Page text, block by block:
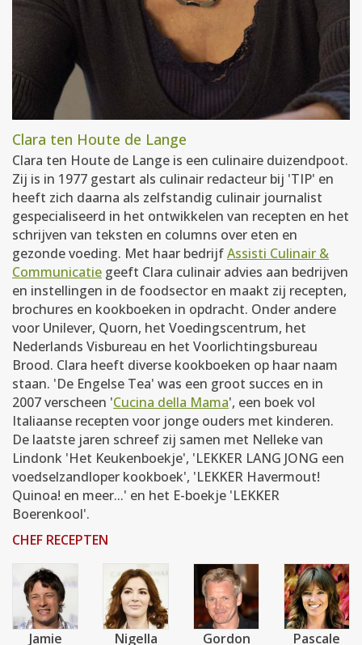
Clara ten Houte de Lange
Clara ten Houte de Lange is een culinaire duizendpoot.
Zij is in 1977 gestart als culinair redacteur bij 'TIP' en
heeft zich daarna als zelfstandig culinair journalist
gespecialiseerd in het ontwikkelen van recepten en het
schrijven van teksten en columns over eten en
gezonde voeding. Met haar bedrijfAssisti Culinair &
Communicatie geeft Clara culinair advies aan bedrijven
en instellingen in de foodsector en maakt zij recepten,
brochures en kookboeken in opdracht. Onder andere
voor Unilever, Quorn, het Voedingscentrum, het
Nederlands Visbureau en het Voorlichtingsbureau
Brood. Clara heeft diverse kookboeken op haar naam
staan. 'De Engelse Tea' was een groot succes en in
2007 verscheen 'Cucina della Mama', een boek vol
Italiaanse recepten voor jonge ouders met kinderen.
De laatste jaren schreef zij samen met Nelleke van
Lindonk 'Het Keukenboekje', 'LEKKER LANG JONG een
voedselzandloper kookboek', 'LEKKER Havermout!
Quinoa! en meer...' en het E-boekje 'LEKKER
Boerenkool'.
CHEF RECEPTEN
Jamie Nigella Gordon Pascale